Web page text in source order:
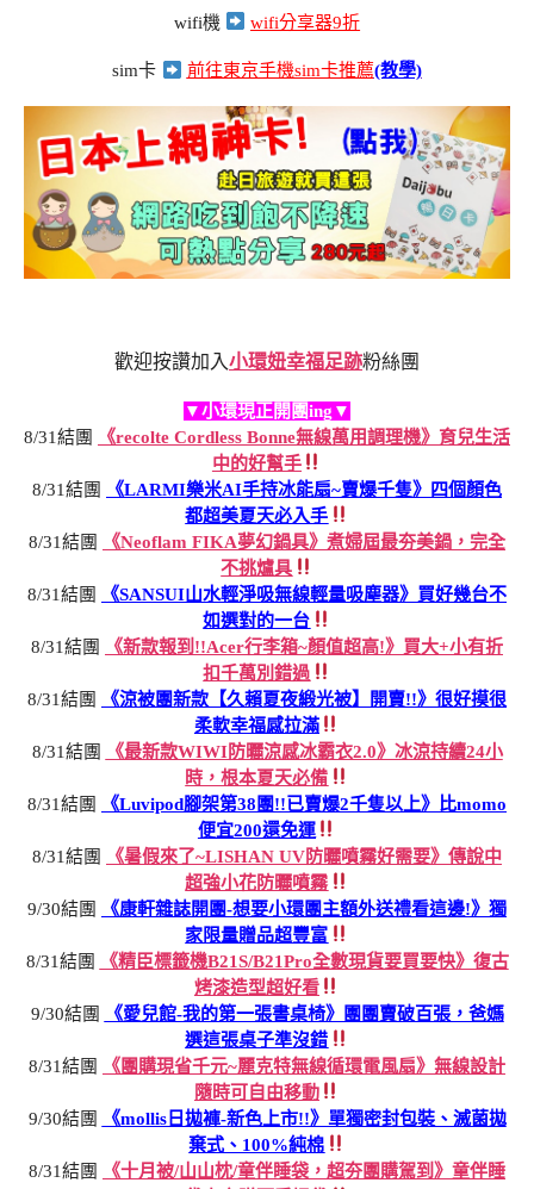
wifi機 wifi分享器9折
sim卡 前往東京手機sim卡推薦(教學)
歡迎按讚加入小環妞幸福足跡粉絲團
▼小環現正開團ing▼
8/31結團
《recolte Cordless Bonne無線萬用調理機》育兒生活
中的好幫手
8/31結團
《LARMI樂米AI手持冰能扇~賣爆千隻》四個顏色
都超美夏天必入手
8/31結團
《Neoflam FIKA夢幻鍋具》煮婦屆最夯美鍋，完全
不挑爐具
8/31結團
《SANSUI山水輕淨吸無線輕量吸塵器》買好幾台不
如選對的一台
8/31結團
《新款報到!!Acer行李箱~顏值超高!》買大+小有折
扣千萬別錯過
8/31結團
《涼被團新款【久賴夏夜緞光被】開賣!!》很好摸很
柔軟幸福感拉滿
8/31結團
《最新款WIWI防曬涼感冰霸衣2.0》冰涼持續24小
時，根本夏天必備
8/31結團
《Luvipod腳架第38團!!已賣爆2千隻以上》比momo
便宜200還免運
8/31結團
《暑假來了~LISHAN UV防曬噴霧好需要》傳說中
超強小花防曬噴霧
9/30結團
《康軒雜誌開團-想要小環團主額外送禮看這邊!》獨
家限量贈品超豐富
8/31結團
《精臣標籤機B21S/B21Pro全數現貨要買要快》復古
烤漆造型超好看
9/30結團
《愛兒館-我的第一張書桌椅》團團賣破百張，爸媽
選這張桌子準沒錯
8/31結團
《團購現省千元~麗克特無線循環電風扇》無線設計
隨時可自由移動
9/30結團
《mollis日拋褲-新色上市!!》單獨密封包裝、滅菌拋
棄式、100%純棉
8/31結團
《十月被/山山枕/童伴睡袋，超夯團購駕到》童伴睡